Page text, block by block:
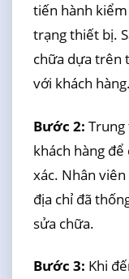
tiến hành
trạng thiết bị.
chữa dựa trên
với khách hàng.
Bước 2: Trung
khách hàng
xác. Nhân
địa chỉ đã
sửa chữa.
Bước 3: Khi